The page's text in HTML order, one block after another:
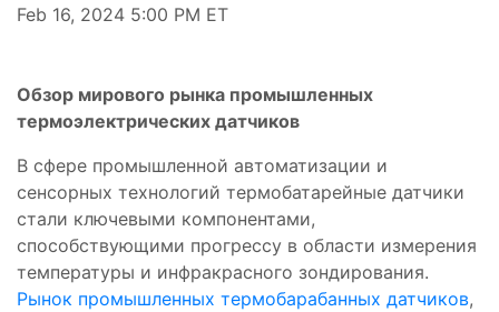
Feb 16, 2024 5:00 PM ET
Обзор мирового рынка промышленных
термоэлектрических датчиков
В сфере промышленной автоматизации и
сенсорных технологий термобатарейные датчики
стали ключевыми компонентами,
способствующими прогрессу в области измерения
температуры и инфракрасного зондирования.
Рынок промышленных термобарабанных датчиков,